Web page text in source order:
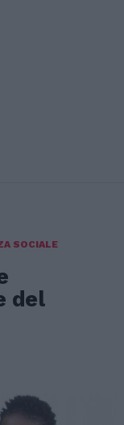
SOCIALE
del